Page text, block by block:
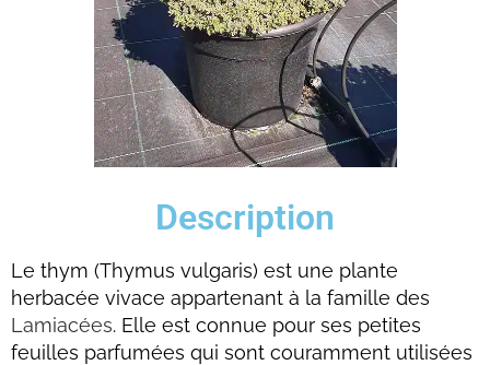
Description
Le thym (Thymus vulgaris) est une plante
herbacée vivace appartenant à la famille des
Lamiacées. Elle est connue pour ses petites
feuilles parfumées qui sont couramment utilisées